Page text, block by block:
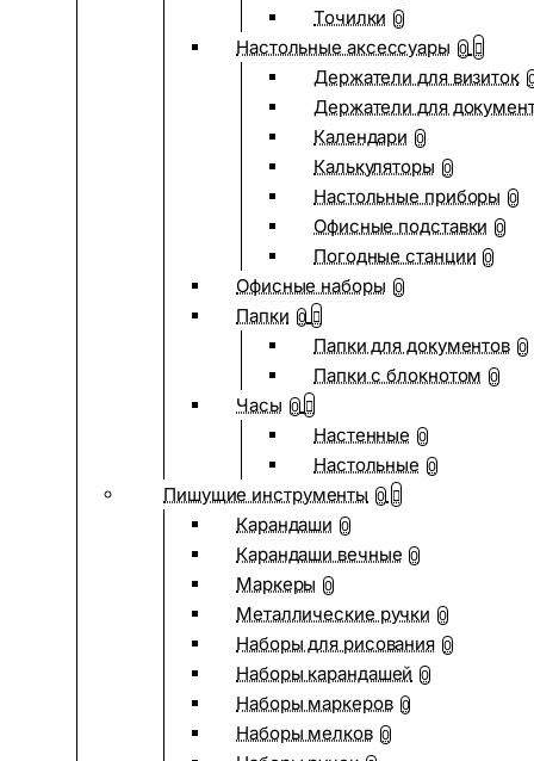
Точилки 0
Настольные аксессуары 0
Держатели для визиток
Держатели для
Календари 0
Калькуляторы 0
Настольные приборы 0
Офисные подставки 0
Погодные станции 0
Офисные наборы 0
Папки 0
Папки для документов 0
Папки с блокнотом 0
Часы 0
Настенные 0
Настольные 0
Пишущие инструменты 0
Карандаши 0
Карандаши вечные 0
Маркеры 0
Металлические ручки 0
Наборы для рисования 0
Наборы карандашей 0
Наборы маркеров 0
Наборы мелков 0